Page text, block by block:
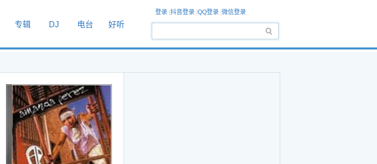
专辑 DJ 电台 好听
登录 抖音登录 QQ登录 微信登录